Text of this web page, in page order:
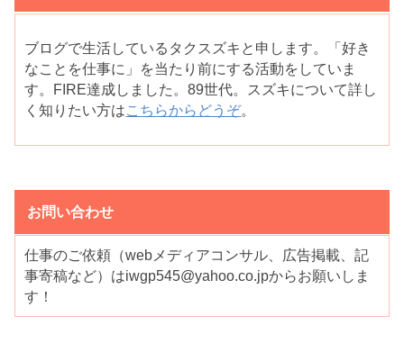
ブログで生活しているタクスズキと申します。「好き
なことを仕事に」を当たり前にする活動をしていま
す。FIRE達成しました。89世代。スズキについて詳し
く知りたい方はこちらからどうぞ。
お問い合わせ
仕事のご依頼（webメディアコンサル、広告掲載、記
事寄稿など）はiwgp545@yahoo.co.jpからお願いしま
す！